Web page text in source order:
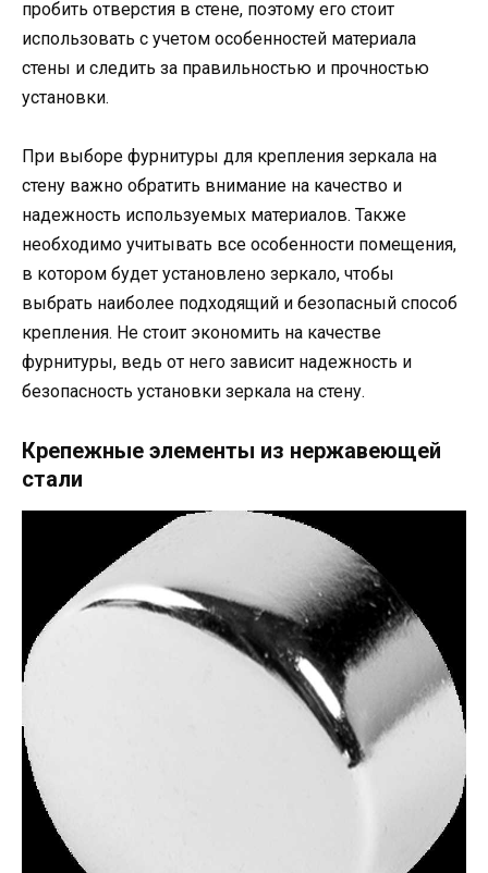
пробить отверстия в стене, поэтому его стоит
использовать с учетом особенностей материала
стены и следить за правильностью и прочностью
установки.
При выборе фурнитуры для крепления зеркала на
стену важно обратить внимание на качество и
надежность используемых материалов. Также
необходимо учитывать все особенности помещения,
в котором будет установлено зеркало, чтобы
выбрать наиболее подходящий и безопасный способ
крепления. Не стоит экономить на качестве
фурнитуры, ведь от него зависит надежность и
безопасность установки зеркала на стену.
Крепежные элементы из нержавеющей
стали